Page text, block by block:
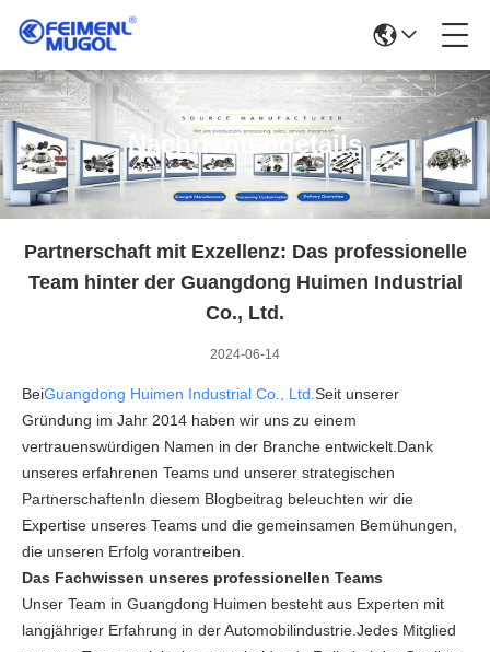
Nachrichtendetails
Partnerschaft mit Exzellenz: Das professionelle
Team hinter der Guangdong Huimen Industrial
Co., Ltd.
2024-06-14
BeiGuangdong Huimen Industrial Co., Ltd. Seit unserer
Gründung im Jahr 2014 haben wir uns zu einem
vertrauenswürdigen Namen in der Branche entwickelt.Dank
unseres erfahrenen Teams und unserer strategischen
PartnerschaftenIn diesem Blogbeitrag beleuchten wir die
Expertise unseres Teams und die gemeinsamen Bemühungen,
die unseren Erfolg vorantreiben.
Das Fachwissen unseres professionellen Teams
Unser Team in Guangdong Huimen besteht aus Experten mit
langjähriger Erfahrung in der Automobilindustrie.Jedes Mitglied